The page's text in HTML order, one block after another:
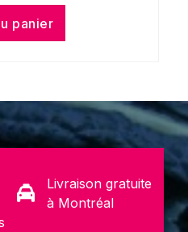
panier
Livraison gratuite
à Montréal